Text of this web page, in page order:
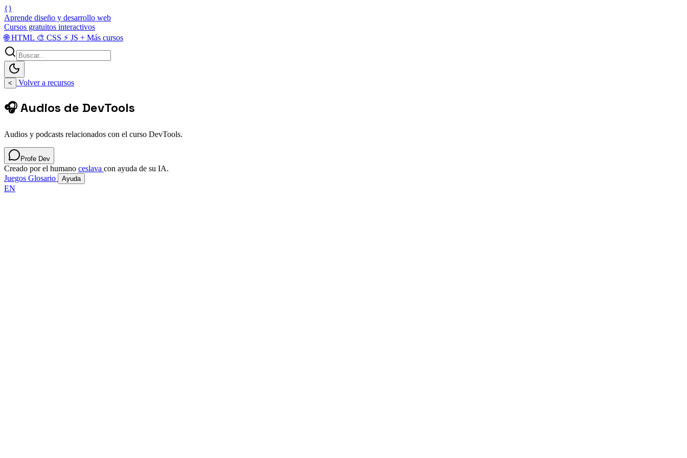
{}
Aprende diseño y desarrollo web
Cursos gratuitos interactivos
🌐HTML 🎨 CSS ⚡ JS + Más cursos
< Volver a recursos
🎧 Audios de DevTools
Audios y podcasts relacionados con el curso DevTools.
Profe Dev
Creado por el humano ceslava con ayuda de su IA.
Juegos Glosario Ayuda
EN